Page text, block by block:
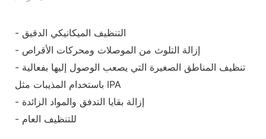
- التنظيف الميكانيكي الدقيق
- إزالة التلوث من الموصلات ومحركات الأقراص
- تنظيف المناطق الصغيرة التي يصعب الوصول إليها بفعالية
باستخدام المذيبات مثل IPA
- إزالة بقايا التدفق والمواد الزائدة
- للتنظيف العام